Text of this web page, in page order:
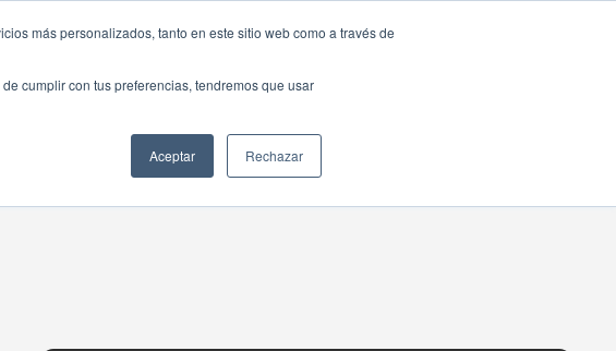
más personalizados, tanto en este sitio web como a través de
cumplir con tus preferencias, tendremos que usar
Aceptar Rechazar